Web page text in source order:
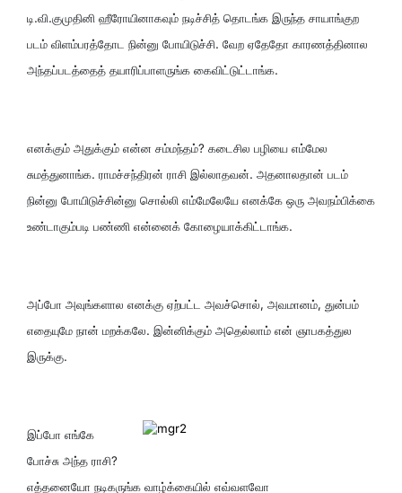
டி.வி.குமுதினி ஹீரோயினாகவும் நடிச்சித் தொடங்க இருந்த சாயாங்குற
படம் விளம்பரத்தோட நின்னு போயிடுச்சி. வேற ஏதேதோ காரணத்தினால
அந்தப்படத்தைத் தயாரிப்பாளருங்க கைவிட்டுட்டாங்க.
எனக்கும் அதுக்கும் என்ன சம்மந்தம்? கடைசில பழியை எம்மேல
சுமத்துனாங்க. ராமச்சந்திரன் ராசி இல்லாதவன். அதனாலதான் படம்
நின்னு போயிடுச்சின்னு சொல்லி எம்மேலேயே எனக்கே ஒரு அவநம்பிக்கை
உண்டாகும்படி பண்ணி என்னைக் கோழையாக்கிட்டாங்க.
அப்போ அவுங்களால எனக்கு ஏற்பட்ட அவச்சொல், அவமானம், துன்பம்
எதையுமே நான் மறக்கலே. இன்னிக்கும் அதெல்லாம் என் ஞாபகத்துல
இருக்கு.
இப்போ எங்கே
போச்சு அந்த ராசி?
எத்தனையோ நடிகருங்க வாழ்க்கையில் எவ்வளவோ